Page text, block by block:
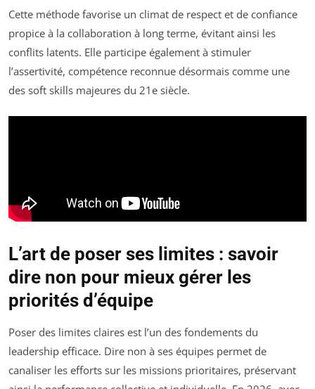
Cette méthode favorise un climat de respect et de confiance
propice à la collaboration à long terme, évitant ainsi les
conflits latents. Elle participe également à stimuler
l’assertivité, compétence reconnue désormais comme une
des soft skills majeures du 21e siècle.
L’art de poser ses limites : savoir
dire non pour mieux gérer les
priorités d’équipe
Poser des limites claires est l’un des fondements du
leadership efficace. Dire non à ses équipes permet de
canaliser les efforts sur les missions prioritaires, préservant